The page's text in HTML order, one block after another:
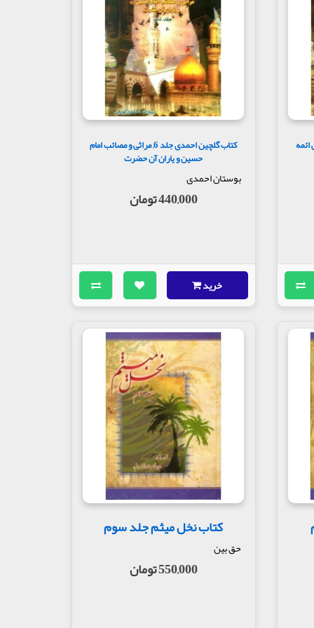
ائمه کتاب گلچین احمدی جلد 6, مراثی و مصائب امام
حسین و یاران آن حضرت
بوستان احمدی
440,000 تومان
خرید
کتاب نخل میثم جلد سوم
حق بین
550,000 تومان